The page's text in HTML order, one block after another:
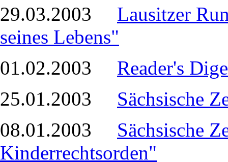
29.03.2003 Lausitzer
seines Lebens"
01.02.2003 Reader's
25.01.2003 Sächsische
08.01.2003 Sächsische
Kinderrechtsorden"